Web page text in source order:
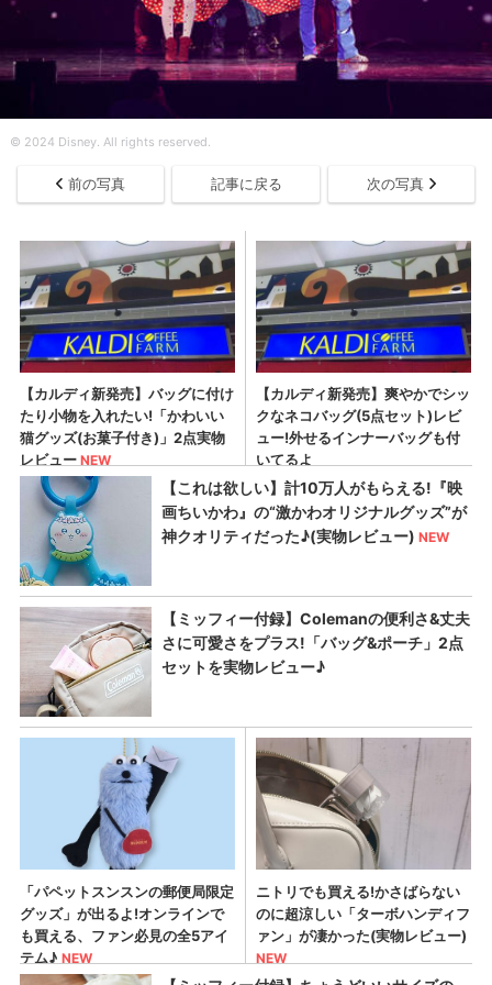
© 2024 Disney. All rights reserved.
前の写真 記事に戻る 次の写真